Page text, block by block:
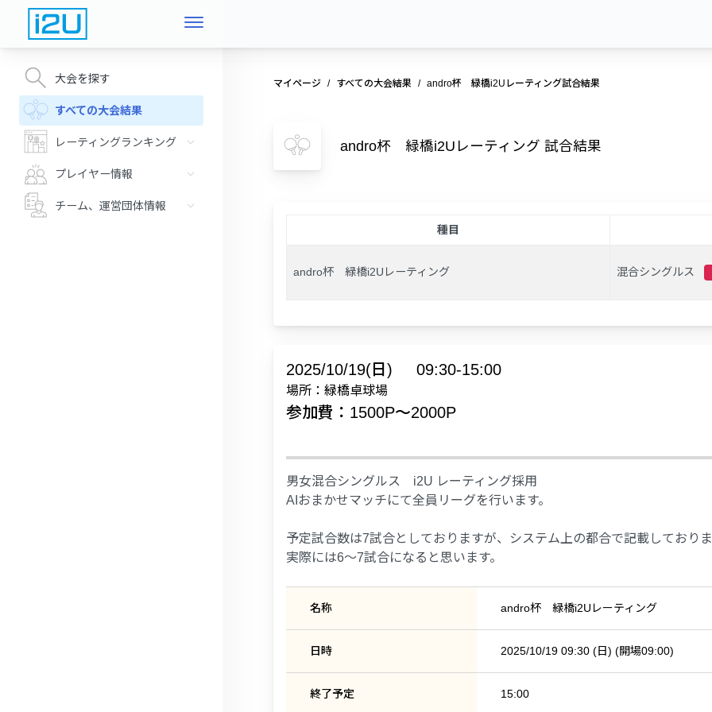
大会を探す
すべての大会結果
レーティングランキング
プレイヤー情報
チーム、運営団体情報
マイページ すべての大会結果 andro杯 緑橋i2Uレーティング試合結果
andro杯 緑橋i2Uレーティング 試合結果
種目
andro杯 緑橋i2Uレーティング 混合シングルス
2025/10/19(日) 09:30-15:00
場所：緑橋卓球場
参加費：1500P〜2000P
男女混合シングルス i2U レーティング採用
AIおまかせマッチにて全員リーグを行います。
予定試合数は7試合としておりますが、システム上の都合で記載しており
実際には6～7試合になると思います。
名称 andro杯 緑橋i2Uレーティング
日時 2025/10/19 09:30 (日) (開場09:00)
終了予定 15:00